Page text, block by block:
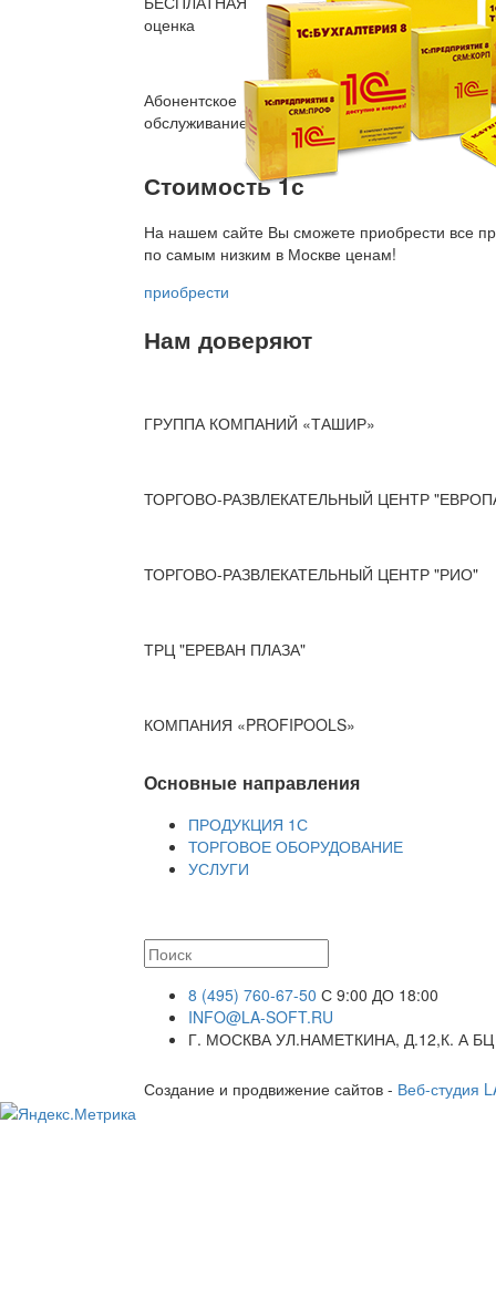
оценка
Абонентское
обслуживание
Стоимость 1с
На нашем сайте Вы сможете приобрести все
по самым низким в Москве ценам!
приобрести
Нам доверяют
ГРУППА КОМПАНИЙ «ТАШИР»
ТОРГОВО-РАЗВЛЕКАТЕЛЬНЫЙ ЦЕНТР
ТОРГОВО-РАЗВЛЕКАТЕЛЬНЫЙ ЦЕНТР "РИО"
ТРЦ "ЕРЕВАН ПЛАЗА"
КОМПАНИЯ «PROFIPOOLS»
Основные направления
ПРОДУКЦИЯ 1С
ТОРГОВОЕ ОБОРУДОВАНИЕ
УСЛУГИ
8 (495) 760-67-50 С 9:00 ДО 18:00
INFO@LA-SOFT.RU
Г. МОСКВА УЛ.НАМЕТКИНА, Д.12,К. А
Создание и продвижение сайтов - Веб-студия